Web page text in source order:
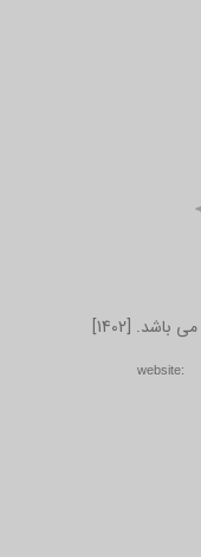
می باشد
w​​​​​​​ebsite: